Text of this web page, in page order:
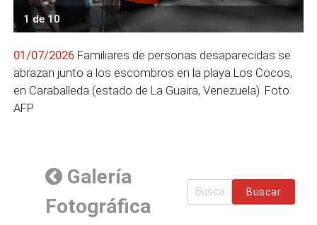
1 de 10
01/07/2026 Familiares de personas desaparecidas se
abrazan junto a los escombros en la playa Los Cocos,
en Caraballeda (estado de La Guaira, Venezuela). Foto:
AFP
Galería
Fotográfica
Buscar